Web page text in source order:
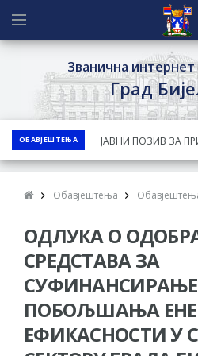
Званична интернет
Град
ОБАВЈЕШТЕЊА
ЈАВНИ ПОЗИВ ЗА
НЕПРОПИСНОГ
БЕСПОВРАТНИХ
СУФИНАНСИРАЊЕ
ГРАДА БИЈЕЉИНА ЗА
Обавјештење за
Нукић
Обавјештења
ОДЛУКА О
СРЕДСТАВА ЗА
СУФИНАНСИРАЊЕ
ПОБОЉШАЊА
ЕФИКАСНОСТИ У